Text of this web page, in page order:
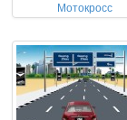
Мотокросс